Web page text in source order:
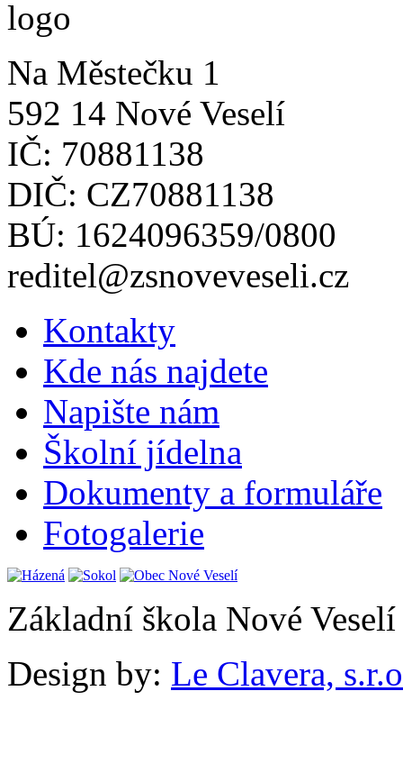
Na Městečku 1
592 14 Nové Veselí
IČ: 70881138
DIČ: CZ70881138
BÚ: 1624096359/0800
reditel@zsnoveveseli.cz
Kontakty
Kde nás najdete
Napište nám
Školní jídelna
Dokumenty a formuláře
Fotogalerie
Základní škola Nové
Design by: Le Clavera,